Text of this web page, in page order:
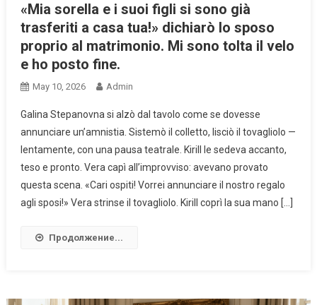
«Mia sorella e i suoi figli si sono già
trasferiti a casa tua!» dichiarò lo sposo
proprio al matrimonio. Mi sono tolta il velo
e ho posto fine.
May 10, 2026 Admin
Galina Stepanovna si alzò dal tavolo come se dovesse
annunciare un’amnistia. Sistemò il colletto, lisciò il tovagliolo —
lentamente, con una pausa teatrale. Kirill le sedeva accanto,
teso e pronto. Vera capì all’improvviso: avevano provato
questa scena. «Cari ospiti! Vorrei annunciare il nostro regalo
agli sposi!» Vera strinse il tovagliolo. Kirill coprì la sua mano […]
Продолжение...